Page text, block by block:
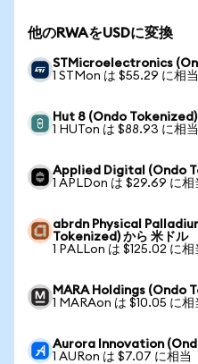
他のRWAをUSDに変換
STMicroelectronics
1 STMon は $55.29 に相当
Hut 8 (Ondo Tokenized)
1 HUTon は $88.93 に相当
Applied Digital (Ondo
1 APLDon は $29.69 に相
abrdn Physical
Tokenized) から 米ドル
1 PALLon は $125.02 に相
MARA Holdings (Ondo
1 MARAon は $10.05 に相
Aurora Innovation
1 AURon は $7.07 に相当